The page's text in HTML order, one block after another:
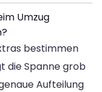
Umzug
bestimmen
die Spanne grob
Aufteilung